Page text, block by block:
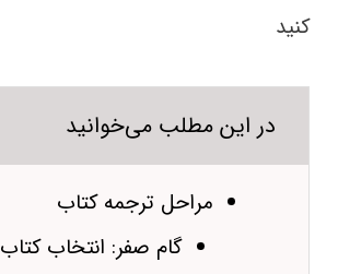
کنید
در این مطلب می‌خوانید
مراحل ترجمه کتاب
گام صفر: انتخاب کتاب